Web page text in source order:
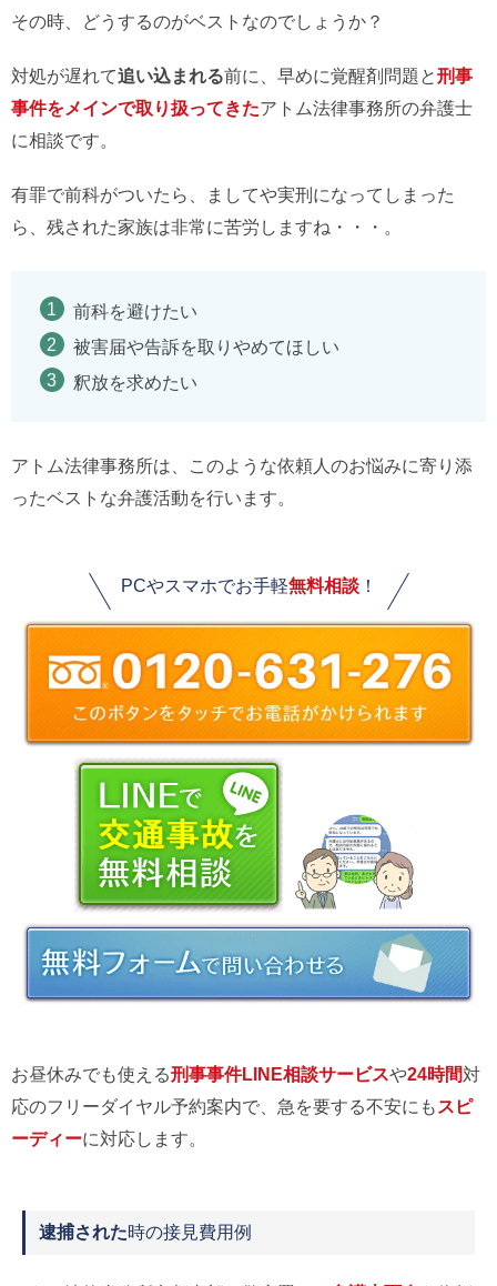
その時、どうするのがベストなのでしょうか？
対処が遅れて追い込まれる前に、早めに覚醒剤問題と刑事
事件をメインで取り扱ってきたアトム法律事務所の弁護士
に相談です。
有罪で前科がついたら、ましてや実刑になってしまった
ら、残された家族は非常に苦労しますね・・・。
前科を避けたい
被害届や告訴を取りやめてほしい
釈放を求めたい
アトム法律事務所は、このような依頼人のお悩みに寄り添
ったベストな弁護活動を行います。
PCやスマホでお手軽無料相談！
お昼休みでも使える刑事事件LINE相談サービスや24時間対
応のフリーダイヤル予約案内で、急を要する不安にも スピ
ーディーに対応します。
逮捕された時の接見費用例